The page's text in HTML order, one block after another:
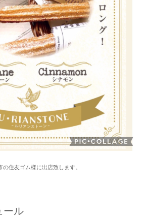
住友ゴム様に出店致します。
ール